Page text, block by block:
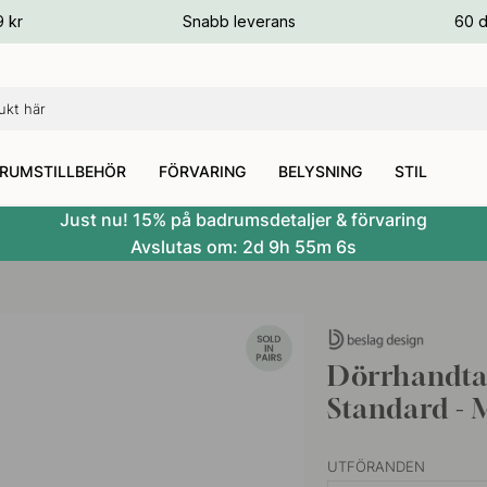
kr Snabb leverans 60
FÖRVARING BELYSNING STIL
Just nu! 15% på badrumsdetaljer & förvaring
Avslutas om: 2d 9h 55m 5s
Standard -
UTFÖRANDEN